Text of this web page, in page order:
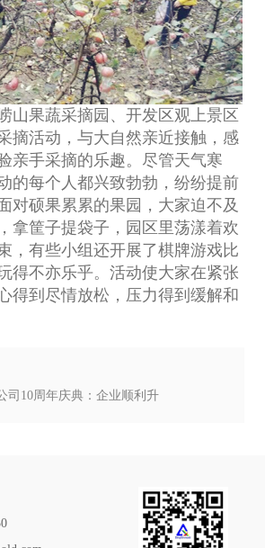
果蔬采摘园、开发区观上景区
摘活动，与大自然亲近接触，感
亲手采摘的乐趣。尽管天气寒
的每个人都兴致勃勃，纷纷提前
对硕果累累的果园，大家迫不及
拿筐子提袋子，园区里荡漾着欢
，有些小组还开展了棋牌游戏比
得不亦乐乎。活动使大家在紧张
得到尽情放松，压力得到缓解和
司10周年庆典：企业顺利升